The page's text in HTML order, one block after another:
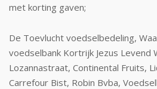
met korting gaven;
De Toevlucht voedselbedeling,
voedselbank Kortrijk Jezus Levend
Lozannastraat, Continental Fruits,
Carrefour Bist, Robin Bvba,